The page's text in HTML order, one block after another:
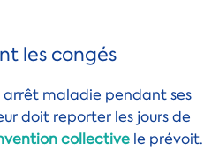
les congés
arrêt maladie pendant ses
doit reporter les jours de
collective le prévoit.